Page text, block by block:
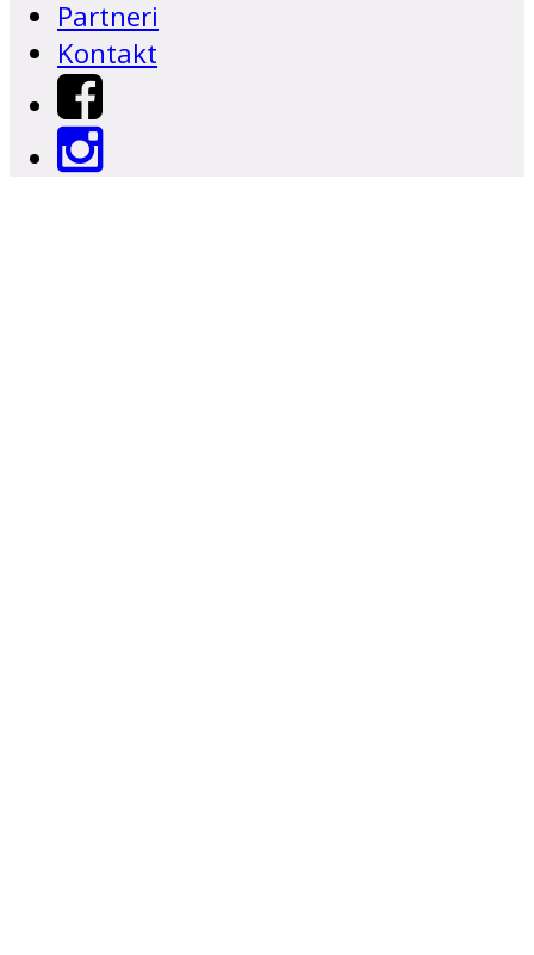
Partneri
Kontakt